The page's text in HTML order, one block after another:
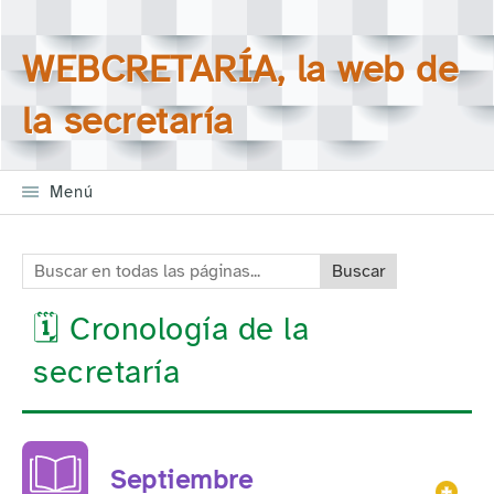
Saltar la navegación
Buscar en todas las
páginas
WEBCRETARÍA, la web de
la secretaría
Menú
Buscar en todas las páginas:
🗓️ Cronología de la
secretaría
Septiembre